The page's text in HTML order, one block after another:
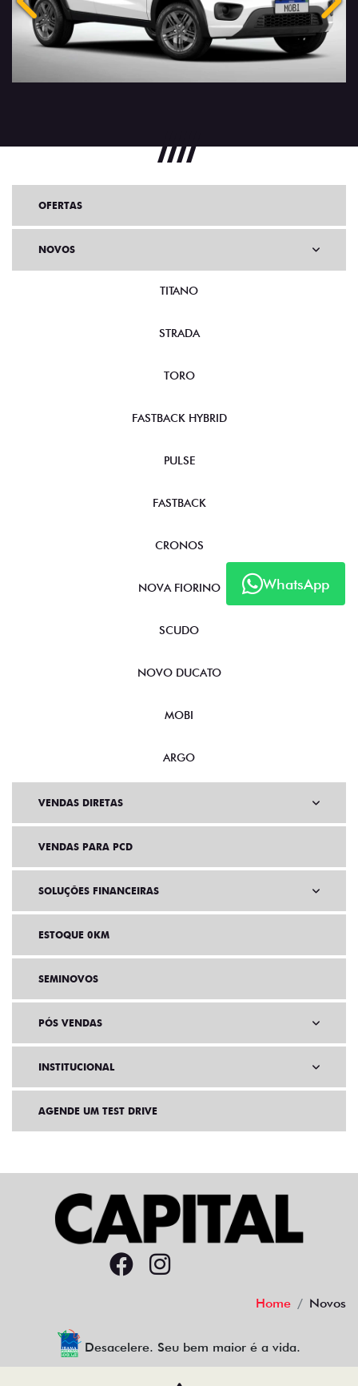
Anterior
WhatsApp
OFERTAS
NOVOS
TITANO
STRADA
TORO
FASTBACK HYBRID
PULSE
FASTBACK
CRONOS
NOVA FIORINO
SCUDO
NOVO DUCATO
MOBI
ARGO
VENDAS DIRETAS
VENDAS PARA PCD
SOLUÇÕES FINANCEIRAS
ESTOQUE 0KM
SEMINOVOS
PÓS VENDAS
INSTITUCIONAL
AGENDE UM TEST DRIVE
Home Novos
Desacelere. Seu bem maior é a vida.